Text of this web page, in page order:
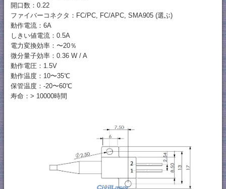
開口数：0.22
ファイバーコネクタ：FC/PC, FC/APC, SMA905 (選ぶ)
動作電流：6A
しきい値電流：0.5A
電力変換効率：〜20％
微分量子効率：0.36 W / A
動作電圧：1.5V
動作温度：10〜35℃
保管温度：-20〜60℃
寿命：> 10000時間